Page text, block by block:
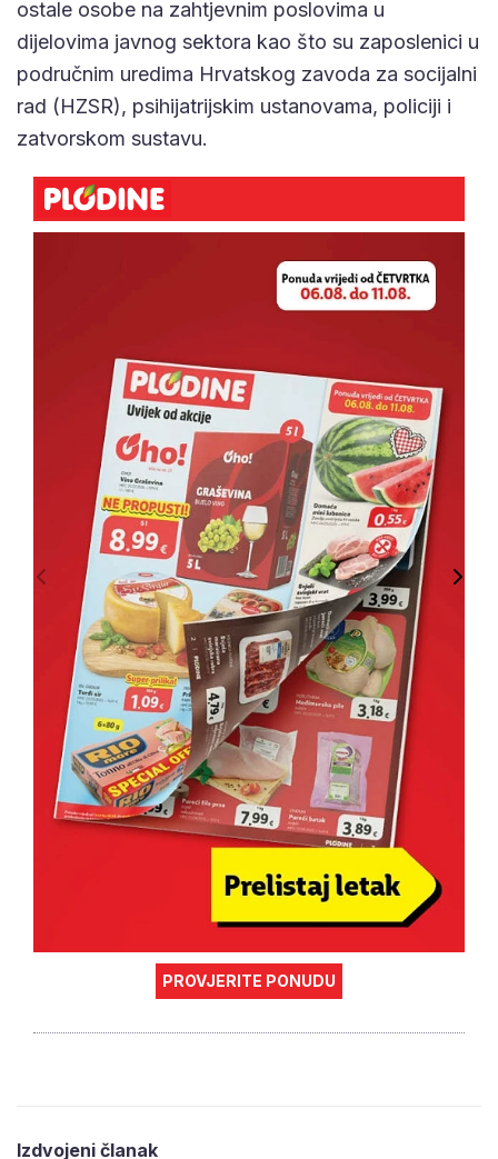
ostale osobe na zahtjevnim poslovima u
dijelovima javnog sektora kao što su zaposlenici u
područnim uredima Hrvatskog zavoda za socijalni
rad (HZSR), psihijatrijskim ustanovama, policiji i
zatvorskom sustavu.
PROVJERITE PONUDU
Izdvojeni članak